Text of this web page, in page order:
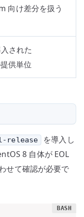
向け差分を扱う
された
供単位
release
を導入し
8 自体が EOL
せて確認が必要で